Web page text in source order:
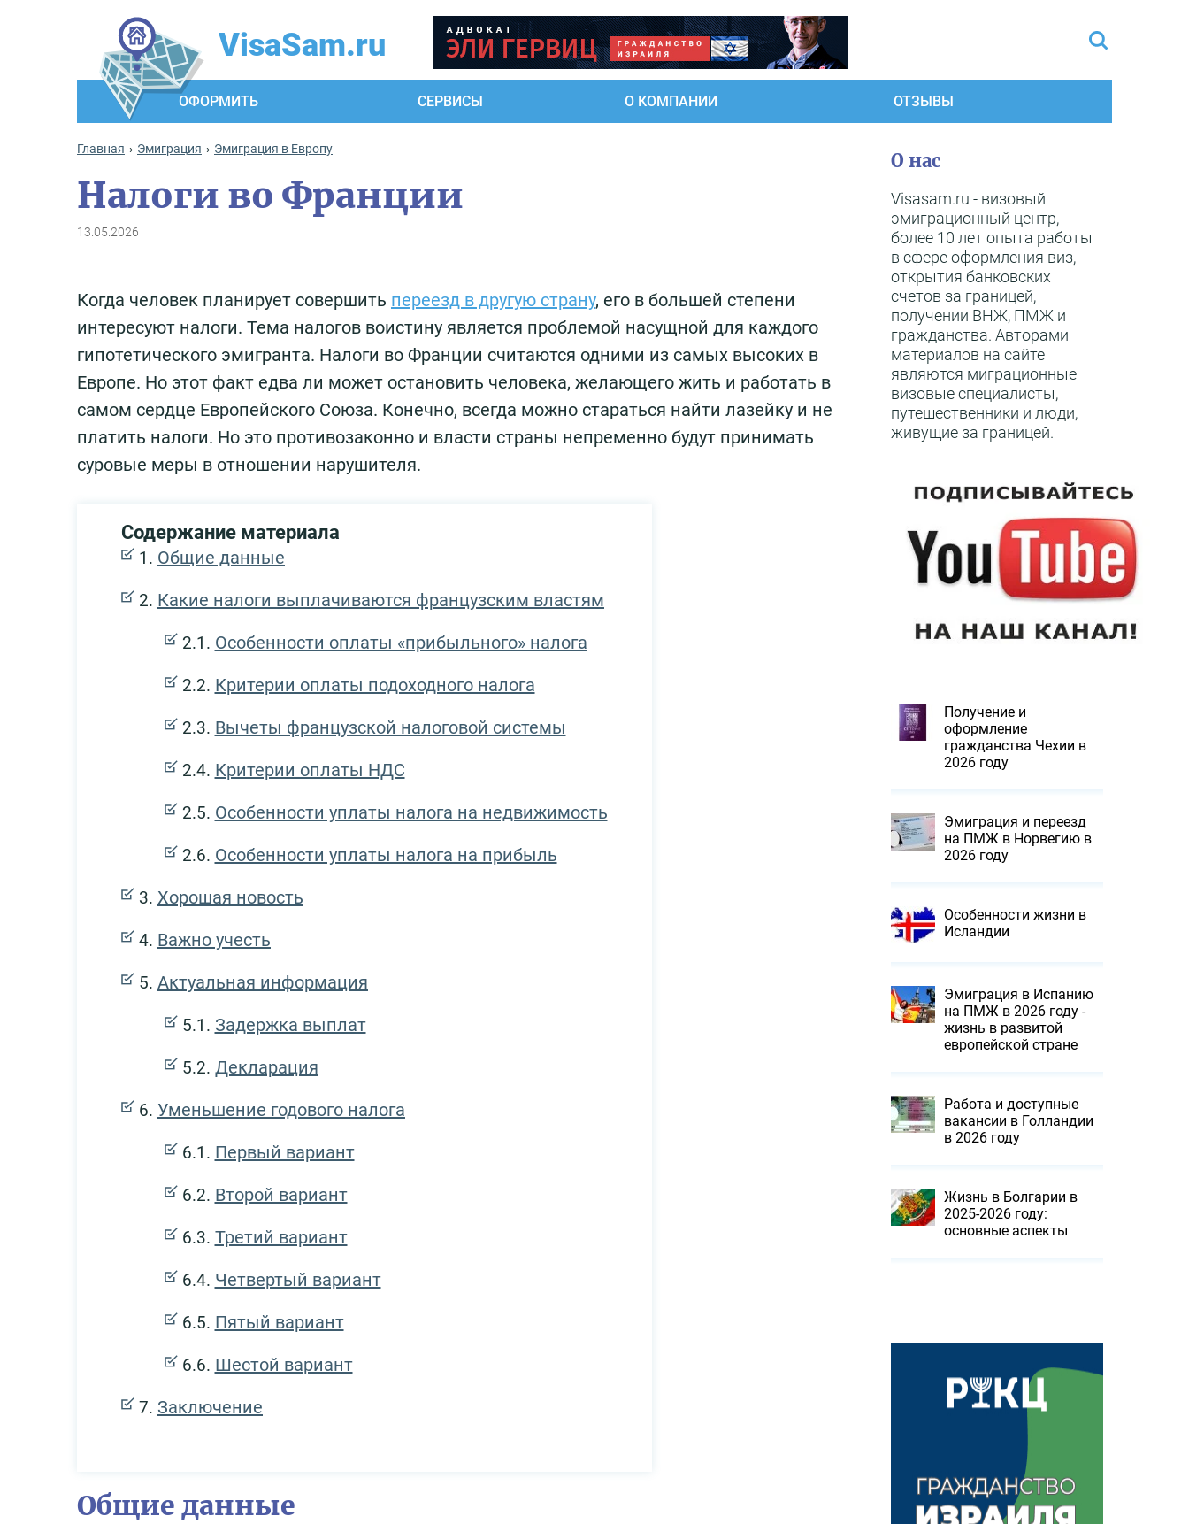
VisaSam.ru
ОФОРМИТЬ СЕРВИСЫ О КОМПАНИИ ОТЗЫВЫ
Главная Эмиграция Эмиграция в Европу
Налоги во Франции
13.05.2026
Когда человек планирует совершить переезд в другую страну, его в большей степени
интересуют налоги. Тема налогов воистину является проблемой насущной для каждого
гипотетического эмигранта. Налоги во Франции считаются одними из самых высоких в
Европе. Но этот факт едва ли может остановить человека, желающего жить и работать в
самом сердце Европейского Союза. Конечно, всегда можно стараться найти лазейку и не
платить налоги. Но это противозаконно и власти страны непременно будут принимать
суровые меры в отношении нарушителя.
Содержание материала
Общие данные
Какие налоги выплачиваются французским властям
Особенности оплаты «прибыльного» налога
Критерии оплаты подоходного налога
Вычеты французской налоговой системы
Критерии оплаты НДС
Особенности уплаты налога на недвижимость
Особенности уплаты налога на прибыль
Хорошая новость
Важно учесть
Актуальная информация
Задержка выплат
Декларация
Уменьшение годового налога
Первый вариант
Второй вариант
Третий вариант
Четвертый вариант
Пятый вариант
Шестой вариант
Заключение
Общие данные
О нас
Visasam.ru - визовый
эмиграционный центр,
более 10 лет опыта работы
в сфере оформления виз,
открытия банковских
счетов за границей,
получении ВНЖ, ПМЖ и
гражданства. Авторами
материалов на сайте
являются миграционные
визовые специалисты,
путешественники и люди,
живущие за границей.
Получение и
оформление
гражданства Чехии в
2026 году
Эмиграция и переезд
на ПМЖ в Норвегию в
2026 году
Особенности жизни в
Исландии
Эмиграция в Испанию
на ПМЖ в 2026 году -
жизнь в развитой
европейской стране
Работа и доступные
вакансии в Голландии
в 2026 году
Жизнь в Болгарии в
2025-2026 году:
основные аспекты